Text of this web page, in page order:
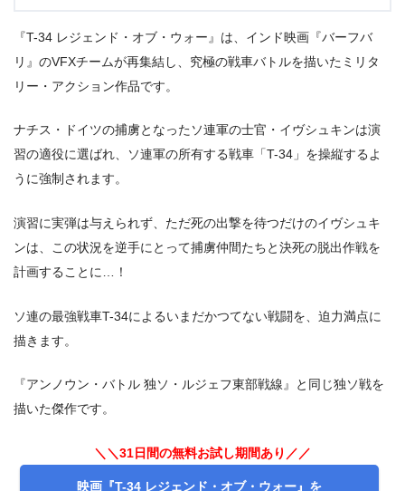
＼＼31日間無料!!お試し解約もOK／／
今すぐ無料でU-NEXTで見る
『T-34 レジェンド・オブ・ウォー』は、インド映画『バーフバ
リ』のVFXチームが再集結し、究極の戦車バトルを描いたミリタ
リー・アクション作品です。
ナチス・ドイツの捕虜となったソ連軍の士官・イヴシュキンは演
習の適役に選ばれ、ソ連軍の所有する戦車「T-34」を操縦するよ
うに強制されます。
演習に実弾は与えられず、ただ死の出撃を待つだけのイヴシュキ
ンは、この状況を逆手にとって捕虜仲間たちと決死の脱出作戦を
計画することに…！
ソ連の最強戦車T-34によるいまだかつてない戦闘を、迫力満点に
描きます。
『アンノウン・バトル 独ソ・ルジェフ東部戦線』と同じ独ソ戦を
描いた傑作です。
＼＼31日間の無料お試し期間あり／／
映画『T-34 レジェンド・オブ・ウォー』を